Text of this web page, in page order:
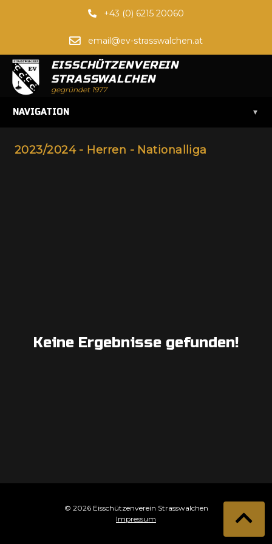
+43 (0) 6215 20060
email@ev-strasswalchen.at
EISSCHÜTZENVEREIN
STRASSWALCHEN
gegründet 1977
NAVIGATION ▾
2023/2024 - Herren - Nationalliga
Keine Ergebnisse gefunden!
© 2026 Eisschützenverein Strasswalchen
Impressum